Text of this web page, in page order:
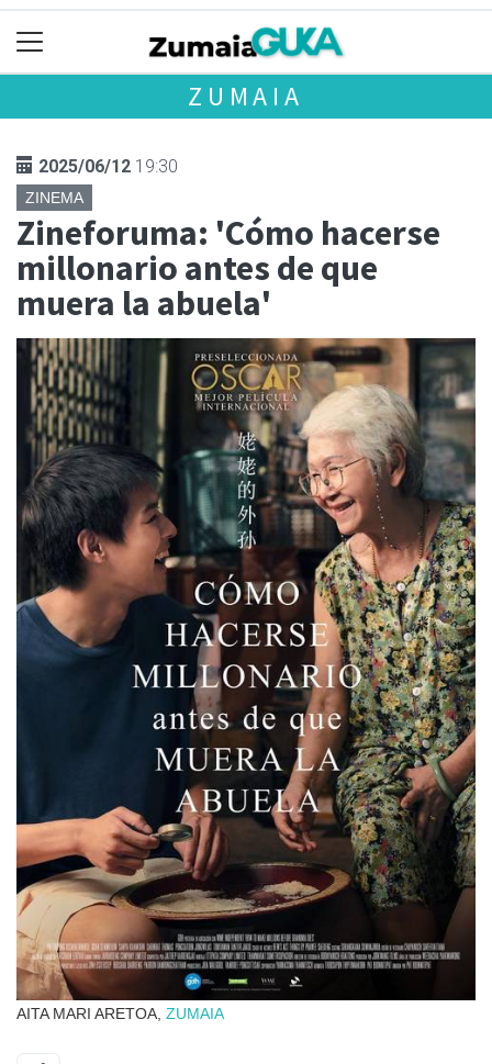
ZUMAIA
2025/06/12 19:30
ZINEMA
Zineforuma: 'Cómo hacerse
millonario antes de que
muera la abuela'
AITA MARI ARETOA, ZUMAIA